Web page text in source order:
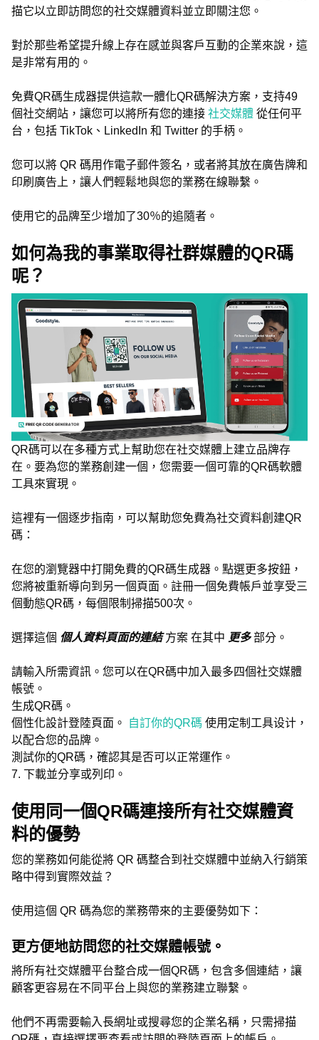
描它以立即訪問您的社交媒體資料並立即關注您。
對於那些希望提升線上存在感並與客戶互動的企業來說，這
是非常有用的。
免費QR碼生成器提供這款一體化QR碼解決方案，支持49
個社交網站，讓您可以將所有您的連接 社交媒體 從任何平
台，包括 TikTok、LinkedIn 和 Twitter 的手柄。
您可以將 QR 碼用作電子郵件簽名，或者將其放在廣告牌和
印刷廣告上，讓人們輕鬆地與您的業務在線聯繫。
使用它的品牌至少增加了30％的追隨者。
如何為我的事業取得社群媒體的QR碼
呢？
QR碼可以在多種方式上幫助您在社交媒體上建立品牌存
在。要為您的業務創建一個，您需要一個可靠的QR碼軟體
工具來實現。
這裡有一個逐步指南，可以幫助您免費為社交資料創建QR
碼：
在您的瀏覽器中打開免費的QR碼生成器。點選更多按鈕，
您將被重新導向到另一個頁面。註冊一個免費帳戶並享受三
個動態QR碼，每個限制掃描500次。
選擇這個 個人資料頁面的連結方案 在其中 更多部分。
請輸入所需資訊。您可以在QR碼中加入最多四個社交媒體
帳號。
生成QR碼。
個性化設計登陸頁面。
自訂你的QR碼 使用定制工具设计，
以配合您的品牌。
測試你的QR碼，確認其是否可以正常運作。
7. 下載並分享或列印。
使用同一個QR碼連接所有社交媒體資
料的優勢
您的業務如何能從將 QR 碼整合到社交媒體中並納入行銷策
略中得到實際效益？
使用這個 QR 碼為您的業務帶來的主要優勢如下：
更方便地訪問您的社交媒體帳號。
將所有社交媒體平台整合成一個QR碼，包含多個連結，讓
顧客更容易在不同平台上與您的業務建立聯繫。
他們不再需要輸入長網址或搜尋您的企業名稱，只需掃描